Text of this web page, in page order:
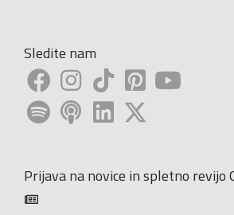
Sledite nam
Prijava na novice in spletno